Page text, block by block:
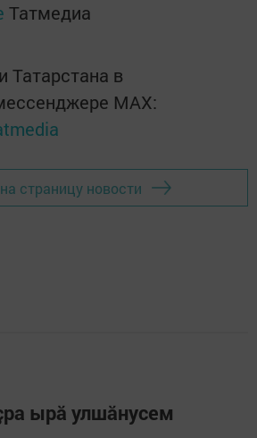
Татмедиа
Татарстана в
MАХ:
страницу новости
ырă улшăнусем